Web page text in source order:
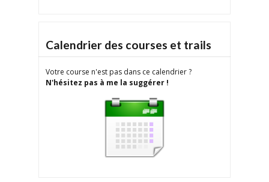
Calendrier des courses et trails
Votre course n'est pas dans ce calendrier ?
N'hésitez pas à me la suggérer !